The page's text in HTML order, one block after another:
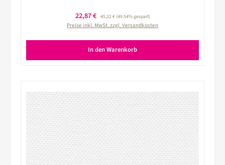
Verkaufspreis:
22,87 € Regulärer Preis:
45,32 €(49.54% gespart)
Preise inkl. MwSt. zzgl. Versandkosten
In den Warenkorb